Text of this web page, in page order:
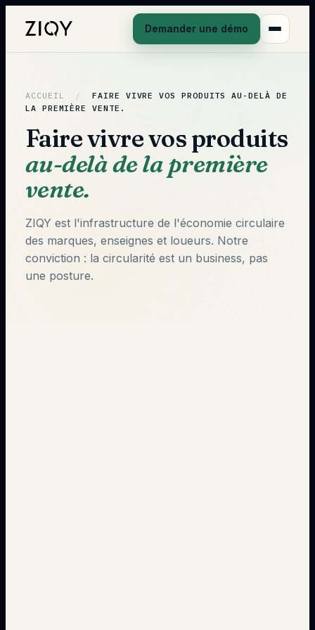
Demander une démo
ACCUEIL / FAIRE VIVRE VOS PRODUITS
AU-DELÀ DE
LA PREMIÈRE VENTE.
Faire vivre vos produits
au-delà de la première
vente.
ZIQY est l'infrastructure de l'économie circulaire
des marques, enseignes et loueurs. Notre
conviction : la circularité est un business, pas
une posture.